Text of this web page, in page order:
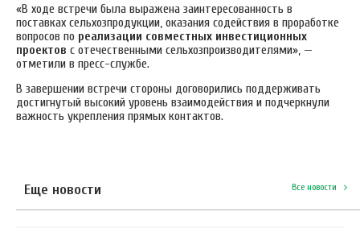
«В ходе встречи была выражена заинтересованность в
поставках сельхозпродукции, оказания содействия в проработке
вопросов по реализации совместных инвестиционных
проектов с отечественными сельхозпроизводителями», —
отметили в пресс-службе.
В завершении встречи стороны договорились поддерживать
достигнутый высокий уровень взаимодействия и подчеркнули
важность укрепления прямых контактов.
Еще новости Все новости